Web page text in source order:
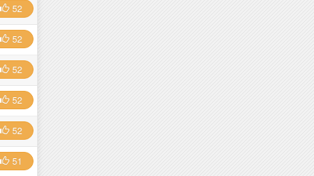
52
52
52
52
52
51